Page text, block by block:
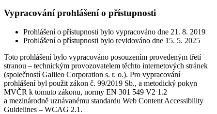
Vypracování prohlášení o přístupnosti
Prohlášení o přístupnosti bylo vypracováno dne 21. 8. 2019
Prohlášení o přístupnosti bylo revidováno dne 15. 5. 2025
Toto prohlášení bylo vypracováno posouzením provedeným třetí
stranou – technickým provozovatelem těchto internetových stránek
(společností Galileo Corporation s. r. o.). Pro vypracování
prohlášení byl použit zákon č. 99/2019 Sb., a metodický pokyn
MVČR k tomuto zákonu, normy EN 301 549 V2 1.2
a mezinárodně uznávanému standardu Web Content Accessibility
Guidelines – WCAG 2.1.